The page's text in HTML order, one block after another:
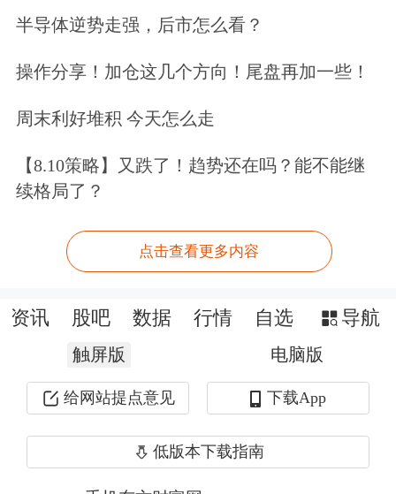
进行说明。”
不过，他暗示，这一框架可能涉及美国
在格陵兰的矿产权益，以及特朗普政府
弹防御系统。
“他们将参与‘金色穹顶’，也会参与矿产
权益，我们同样如此，”特朗普说。
当被要求确认下个月是否不会再实施关
税时，特朗普回应称：“是的，我们已
经取消了，因为看起来我们基本上已经
有了一个交易的概念。”
近几周来，特朗普政府多次提出购买格
半导体逆势走强，后市怎么看？
操作分享！加仓这几个方向！尾盘再加一些！
周末利好堆积 今天怎么走
【8.10策略】又跌了！趋势还在吗？能不能继
续格局了？
点击查看更多内容
资讯 股吧 数据 行情 自选 导航
触屏版 电脑版
给网站提点意见 下载App
低版本下载指南